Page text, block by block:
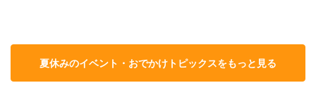
夏休みのイベント・おでかけトピックスをもっと見る